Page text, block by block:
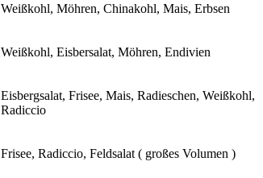
Weißkohl, Möhren, Chinakohl, Mais, Erbsen
Weißkohl, Eisbersalat, Möhren, Endivien
Eisbergsalat, Frisee, Mais, Radieschen, Weißkohl,
Radiccio
Frisee, Radiccio, Feldsalat ( großes Volumen )